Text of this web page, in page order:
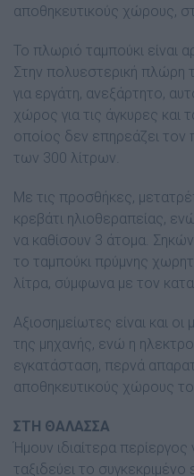
αποθηκευτικούς χώρους,
Το πλωριό ταµπούκι είναι
Στην πολυεστερική
για εργάτη, ανεξάρτητο,
χώρος για τις άγκυρες και
οποίος δεν επηρεάζει
των 300 λίτρων.
Με τις προσθήκες,
κρεβάτι ηλιοθεραπείας,
να καθίσουν 3 άτοµα.
το ταµπούκι πρύµνης
λίτρα, σύµφωνα µε τον
Αξιοσηµείωτες είναι και
της µηχανής, ενώ η
εγκατάσταση, περνά
αποθηκευτικούς χώρους
ΣΤΗ ΘΑΛΑΣΣΑ
Ήµουν ιδιαίτερα
ταξιδεύει το συγκεκριµένο